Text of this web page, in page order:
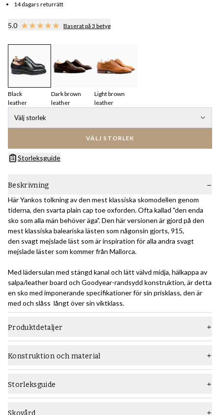
14 dagars returrätt
5.0 Baserat på 3 betyg
Black
leather
Dark brown
leather
Light brown
leather
Välj storlek
VÄLJ STORLEK
Storleksguide
Beskrivning
Här Yankos tolkning av den mest klassiska skomodellen genom
tiderna, den svarta plain cap toe oxforden. Ofta kallad "den enda
sko som alla män behöver äga". Den här versionen är gjord på den
mest klassiska baleariska lästen som någonsin gjorts, 915,
den svagt mejslade läst som är inspiration för alla andra svagt
mejslade läster som kommer från Mallorca.
Med lädersulan med stängd kanal och lätt välvd midja, hälkappa av
salpa/leather board och Goodyear-randsydd konstruktion, är detta
en sko med imponerande specifikationer för sin prisklass, den är
med och slåss långt över sin viktklass.
Produktdetaljer
Sula Lädersula
Typ Oxford
Konstruktion och material
Konstruktion:
Den Goodyear-randsydda konstruktionsmetoden är ett relativt
avancerat sätt att bygga skor som kräver en hög hantverksnivå,
Lär dig allt om Goodyear-randsydda skokonstruktion i den här
Storleksguide